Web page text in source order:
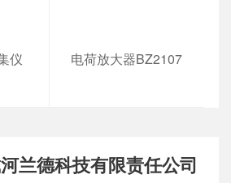
仪
电荷放大器BZ2107
兰德科技有限责任公司